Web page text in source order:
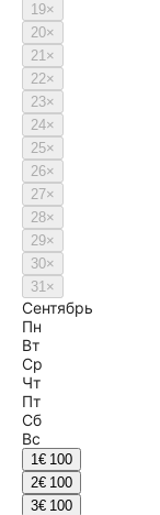
19×
20×
21×
22×
23×
24×
25×
26×
27×
28×
29×
30×
31×
Сентябрь
Пн
Вт
Ср
Чт
Пт
Сб
Вс
1€ 100
2€ 100
3€ 100